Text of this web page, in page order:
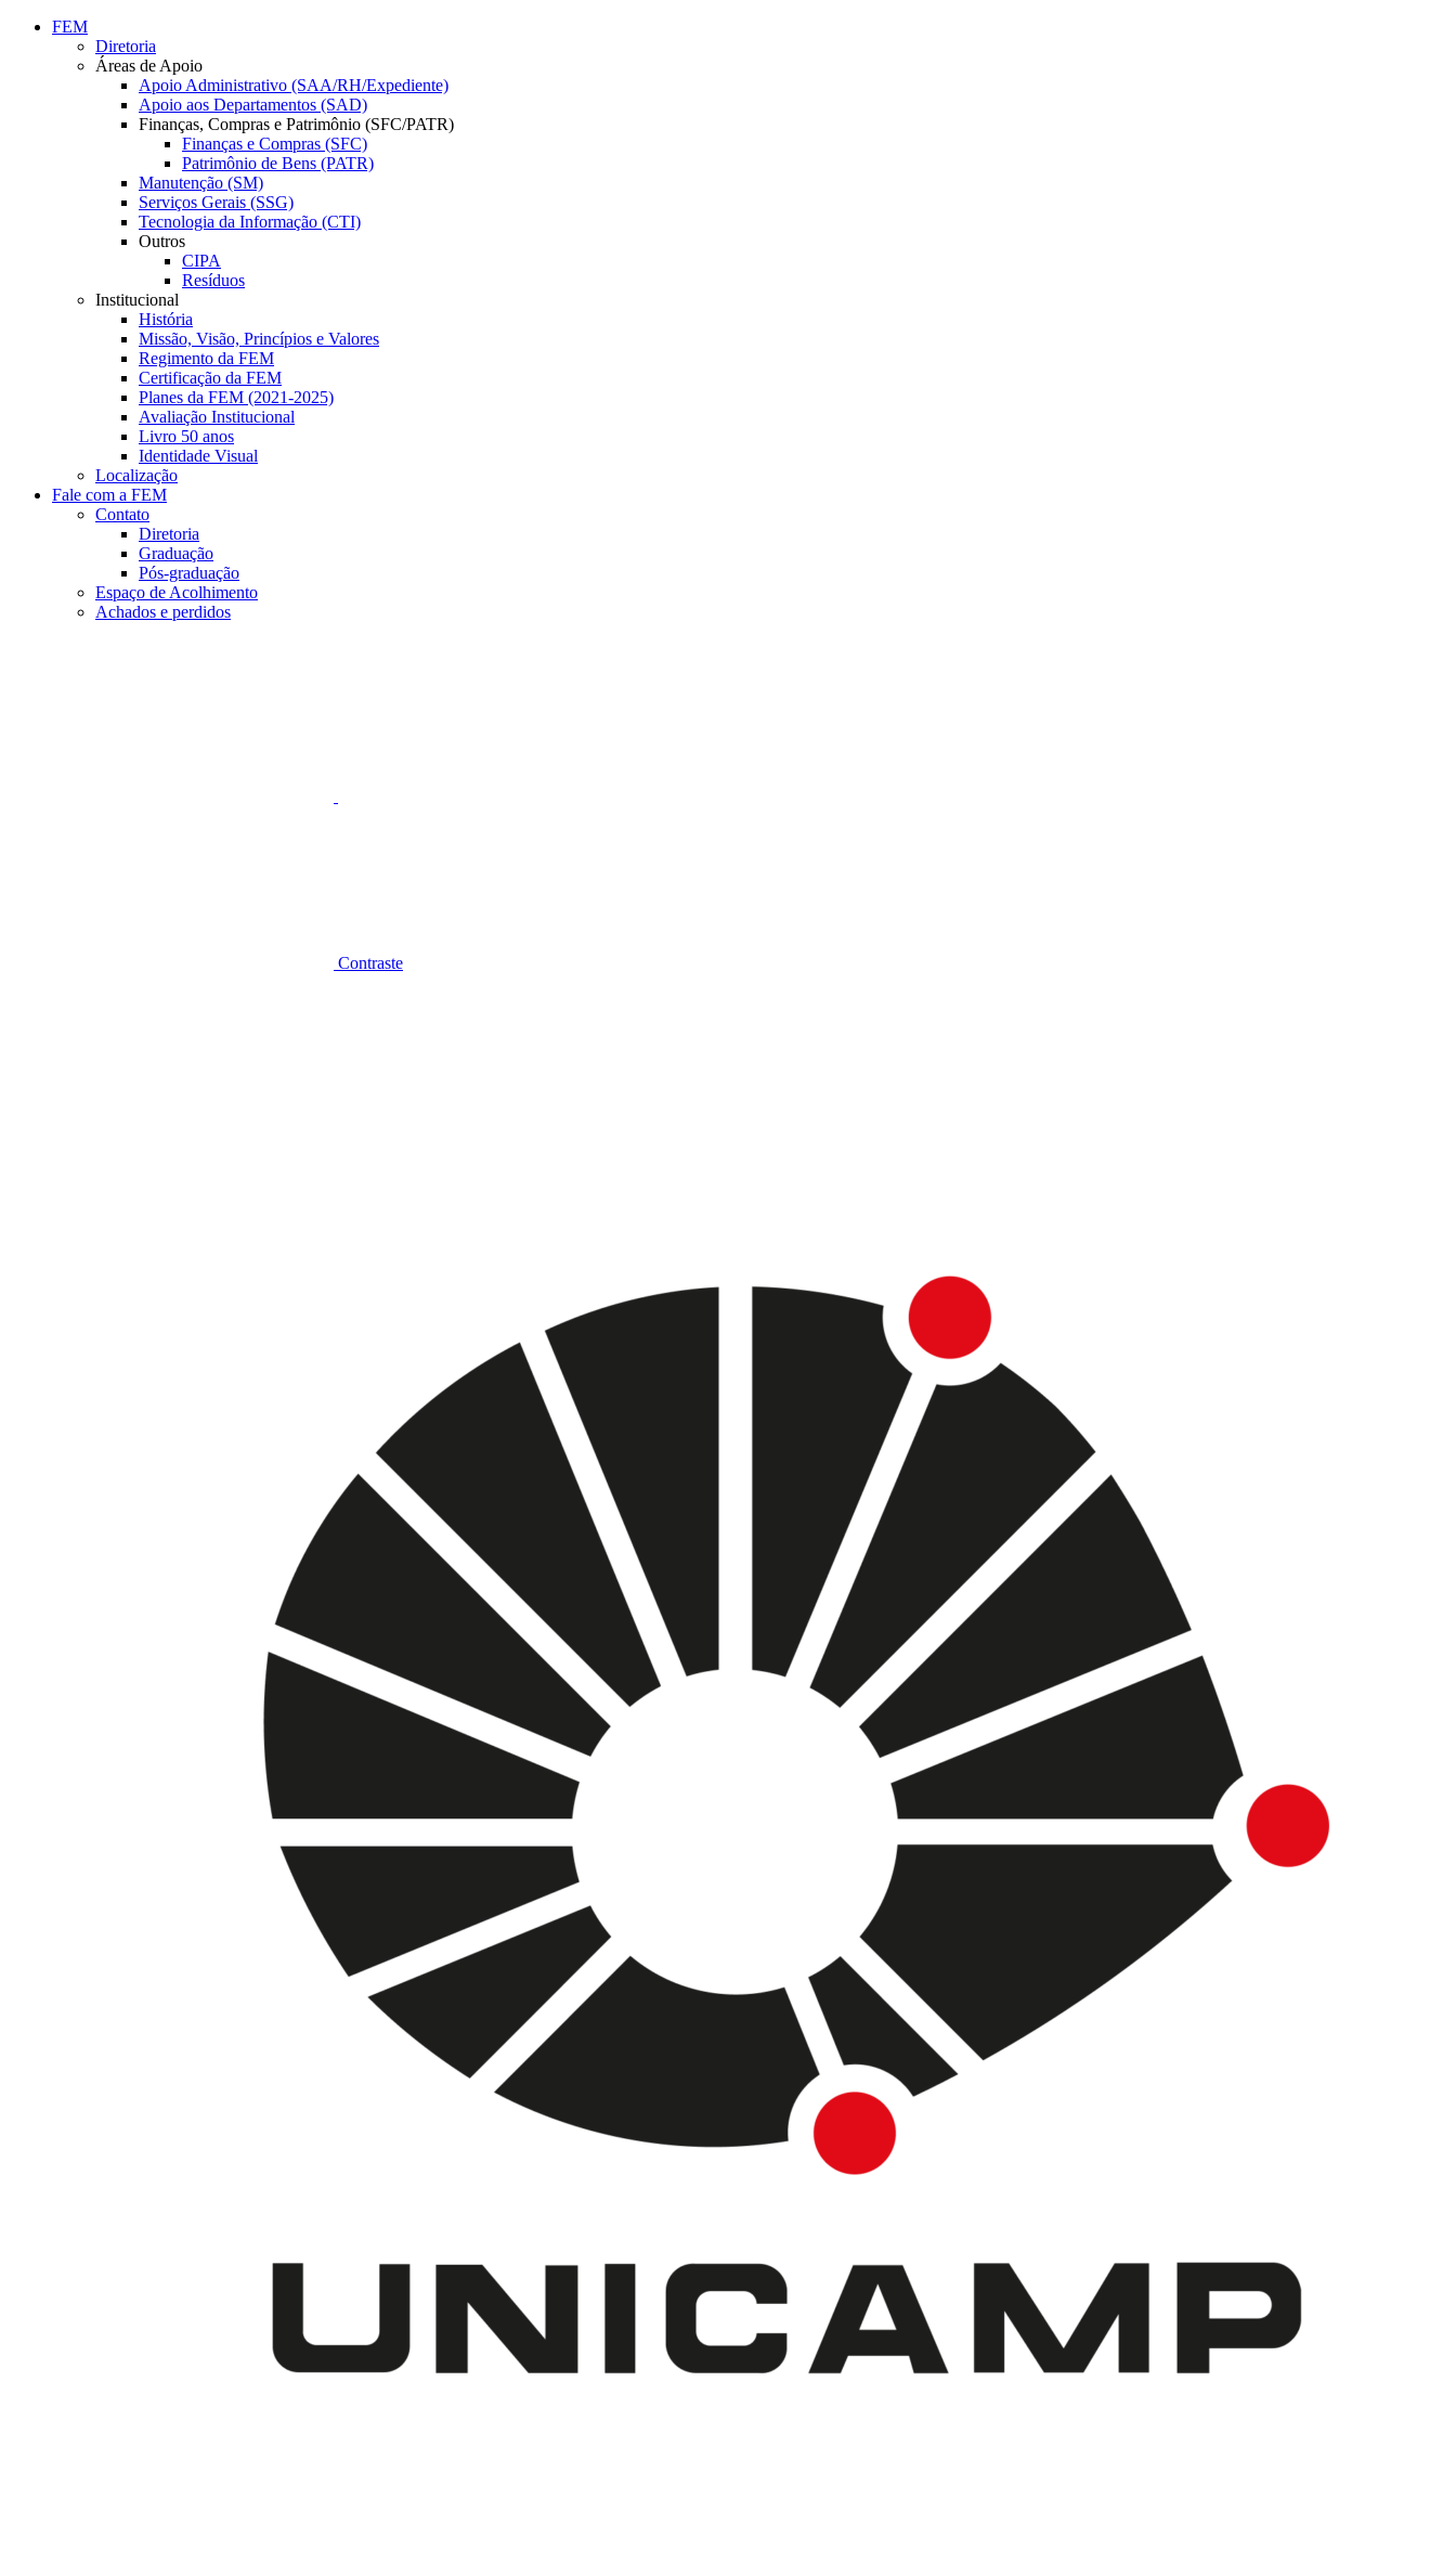
Conteúdo principal
FEM
Diretoria
Áreas de Apoio
Apoio Administrativo (SAA/RH/Expediente)
Apoio aos Departamentos (SAD)
Finanças, Compras e Patrimônio (SFC/PATR)
Finanças e Compras (SFC)
Patrimônio de Bens (PATR)
Manutenção (SM)
Serviços Gerais (SSG)
Tecnologia da Informação (CTI)
Outros
CIPA
Resíduos
Institucional
História
Missão, Visão, Princípios e Valores
Regimento da FEM
Certificação da FEM
Planes da FEM (2021-2025)
Avaliação Institucional
Livro 50 anos
Identidade Visual
Localização
Fale com a FEM
Contato
Diretoria
Graduação
Pós-graduação
Espaço de Acolhimento
Achados e perdidos
Contraste